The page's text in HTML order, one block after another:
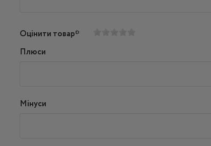
Оцінити товар*
Плюси
Мінуси